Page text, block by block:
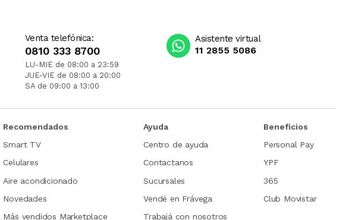
Venta telefónica:
0810 333 8700
LU-MIE de 08:00 a 23:59
JUE-VIE de 08:00 a 20:00
SA de 09:00 a 13:00
Asistente virtual
11 2855 5086
Recomendados
Smart TV
Celulares
Aire acondicionado
Novedades
Más vendidos Marketplace
Ayuda
Centro de ayuda
Contactanos
Sucursales
Vendé en Frávega
Trabajá con nosotros
Beneficios
Personal Pay
YPF
365
Club Movistar